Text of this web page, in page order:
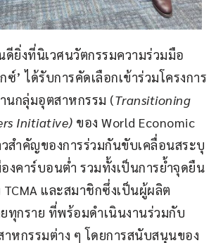
ดียิ่งที่นิเวศนวัตกรรมความร่วมมือ
’ ได้รับการคัดเลือกเข้าร่วมโครงการ
นกลุ่มอุตสาหกรรม (Transitioning
Initiative) ของ World Economic
สำคัญของการร่วมกันขับเคลื่อนสระบุ
งคาร์บอนต่ำ รวมทั้งเป็นการย้ำจุดยืน
และสมาชิกซึ่งเป็นผู้ผลิต
ทุกราย ที่พร้อมดำเนินงานร่วมกับ
าหกรรมต่าง ๆ โดยการสนับสนุนของ